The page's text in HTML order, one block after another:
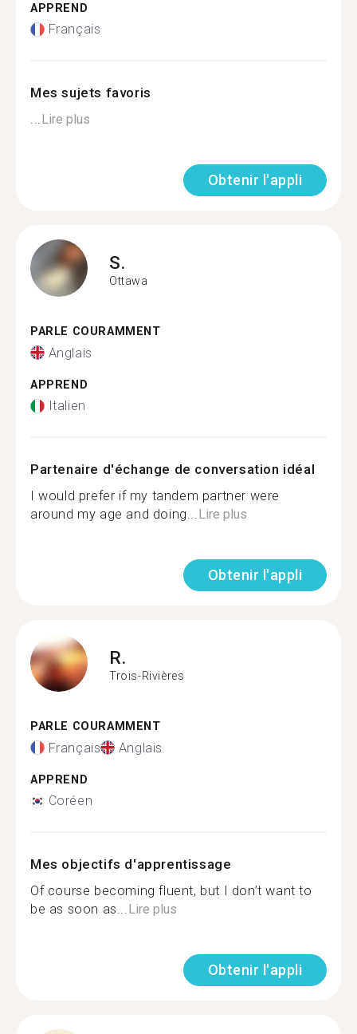
APPREND
Français
Mes sujets favoris
...Lire plus
Obtenir l'appli
S.
Ottawa
PARLE COURAMMENT
Anglais
APPREND
Italien
Partenaire d'échange de conversation idéal
I would prefer if my tandem partner were
around my age and doing...Lire plus
Obtenir l'appli
R.
Trois-Rivières
PARLE COURAMMENT
Français Anglais
APPREND
Coréen
Mes objectifs d'apprentissage
Of course becoming fluent, but I don’t want to
be as soon as...Lire plus
Obtenir l'appli